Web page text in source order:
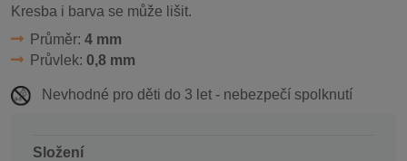
Kresba i barva se může lišit.
Průměr: 4 mm
Průvlek: 0,8 mm
Nevhodné pro děti do 3 let - nebezpečí spolknutí
Složení